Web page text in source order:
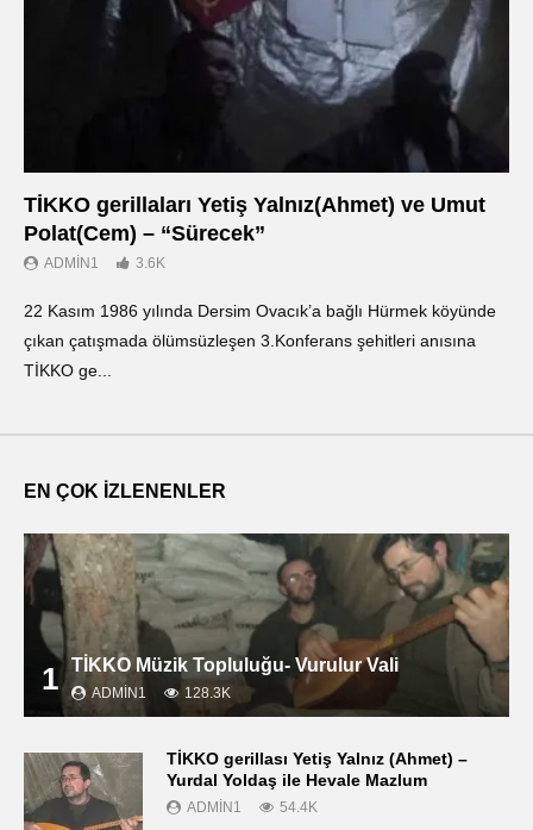
TİKKO gerillaları Yetiş Yalnız(Ahmet) ve Umut
Polat(Cem) – “Sürecek”
ADMIN1 3.6K
22 Kasım 1986 yılında Dersim Ovacık’a bağlı Hürmek köyünde
çıkan çatışmada ölümsüzleşen 3.Konferans şehitleri anısına
TİKKO ge...
EN ÇOK İZLENENLER
1 TİKKO Müzik Topluluğu- Vurulur Vali
ADMIN1 128.3K
TİKKO gerillası Yetiş Yalnız (Ahmet) –
Yurdal Yoldaş ile Hevale Mazlum
ADMIN1 54.4K